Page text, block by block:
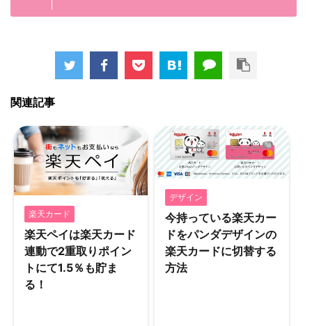
関連記事
楽天カード
楽天ペイは楽天カード
連動で2重取りポイン
トにて1.5％も貯ま
る！
デザイン
今持っている楽天カー
ドをパンダデザインの
楽天カードに切替する
方法